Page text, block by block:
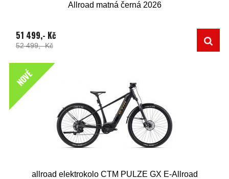
Allroad matná černá 2026
51 499,- Kč
52 499,- Kč
NOVÉ
allroad elektrokolo CTM PULZE GX E-Allroad